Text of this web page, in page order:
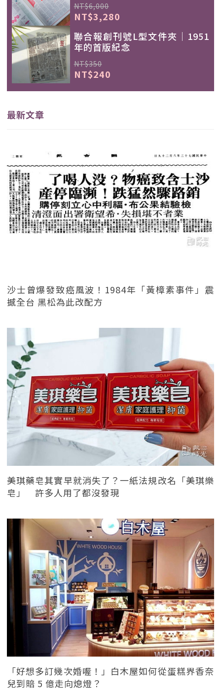
NT$6,000
NT$3,280
聯合報創刊號L型文件夾｜1951
年的首版紀念
NT$350
NT$240
最新文章
沙士曾爆發致癌風波！1984年「黃樟素事件」震
撼全台 黑松為此改配方
美琪藥皂其實早就消失了？一紙法規改名「美琪樂
皂」 許多人用了都沒發現
「好想多訂幾次婚喔！」白木屋如何從蛋糕界香奈
兒到賠 5 億走向熄燈？